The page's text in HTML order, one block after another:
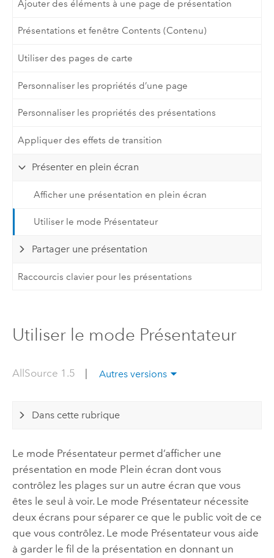
Ajouter des éléments à une page de présentation
Présentations et fenêtre Contents (Contenu)
Utiliser des pages de carte
Personnaliser les propriétés d’une page
Personnaliser les propriétés des présentations
Appliquer des effets de transition
Présenter en plein écran
Afficher une présentation en plein écran
Utiliser le mode Présentateur
Partager une présentation
Raccourcis clavier pour les présentations
Utiliser le mode Présentateur
AllSource 1.5 Autres versions
Dans cette rubrique
Le mode Présentateur permet d’afficher une
présentation en mode Plein écran dont vous
contrôlez les plages sur un autre écran que vous
êtes le seul à voir. Le mode Présentateur nécessite
deux écrans pour séparer ce que le public voit de ce
que vous contrôlez. Le mode Présentateur vous aide
à garder le fil de la présentation en donnant un